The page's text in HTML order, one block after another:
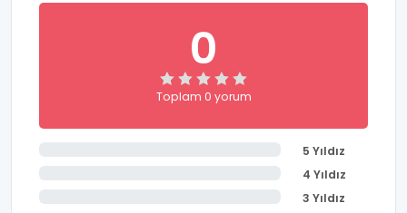
0
Toplam 0 yorum
5 Yıldız
4 Yıldız
3 Yıldız